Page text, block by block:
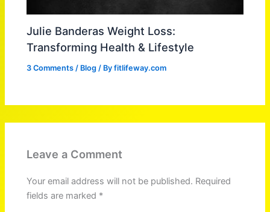
Julie Banderas Weight Loss:
Transforming Health & Lifestyle
3 Comments / Blog / Byfitlifeway.com
Leave a Comment
Your email address will not be published. Required
fields are marked *